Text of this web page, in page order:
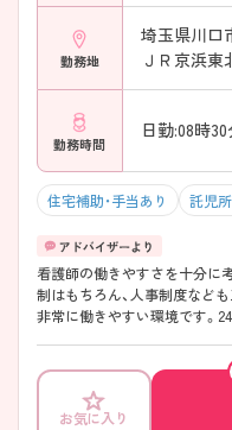
勤務地
埼玉県川口
ＪＲ京浜東
勤務時間
日勤:08時30
住宅補助・手当あり 託児
看護師の働きやすさを十分に
制はもちろん、人事制度など
非常に働きやすい環境です。
お気に入り